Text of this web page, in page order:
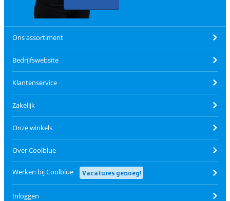
Ons assortiment
Bedrijfswebsite
Klantenservice
Zakelijk
Onze winkels
Over Coolblue
Werken bij Coolblue Vacatures genoeg!
Inloggen